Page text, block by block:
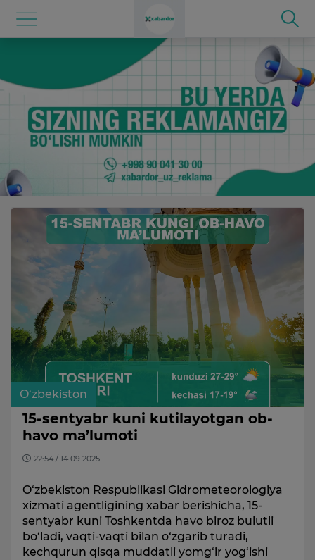
O‘zbekiston
15-sentyabr kuni kutilayotgan ob-
havo ma’lumoti
22:54 / 14.09.2025
O‘zbekiston Respublikasi Gidrometeorologiya
xizmati agentligining xabar berishicha, 15-
sentyabr kuni Toshkentda havo biroz bulutli
bo‘ladi, vaqti-vaqti bilan o‘zgarib turadi,
kechqurun qisqa muddatli yomg‘ir yog‘ishi